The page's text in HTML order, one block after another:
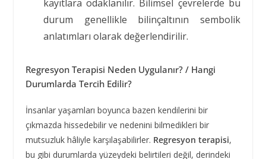
kayıtlara odaklanılır. Bilimsel çevrelerde bu
durum genellikle bilinçaltının sembolik
anlatımları olarak değerlendirilir.
Regresyon Terapisi Neden Uygulanır? / Hangi
Durumlarda Tercih Edilir?
İnsanlar yaşamları boyunca bazen kendilerini bir
çıkmazda hissedebilir ve nedenini bilmedikleri bir
mutsuzluk hâliyle karşılaşabilirler. Regresyon terapisi,
bu gibi durumlarda yüzeydeki belirtileri değil, derindeki